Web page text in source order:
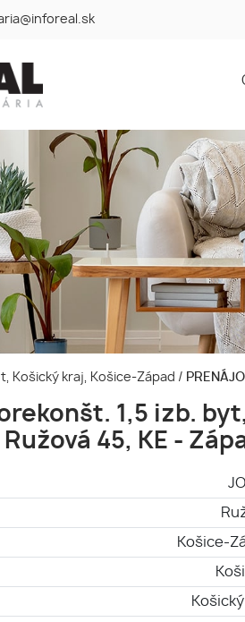
Košický kraj, Košice-Západ /
1,5 izb. byt,
45, KE -
Košice-